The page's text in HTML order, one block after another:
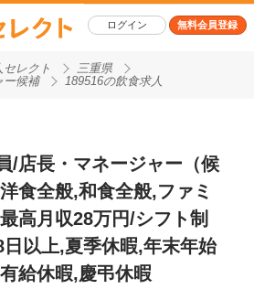
ログイン 無料会員登録
レクト
三重県
ー候補
189516の飲食求人
/店長・マネージャー（候
食全般,和食全般,ファミ
高月収28万円/シフト制
日以上,夏季休暇,年末年始
給休暇,慶弔休暇